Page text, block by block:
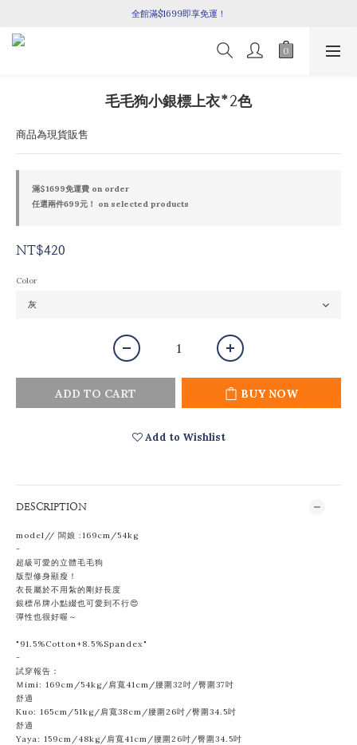
七月新品上架囉！
全館滿$1699即享免運！
快加入line官方好友,領取限定購物金100元喔🎉
毛毛狗小銀標上衣*2色
商品為現貨販售
滿$1699免運費 on order
任選兩件699元！ on selected products
NT$420
Color
ADD TO CART BUY NOW
Add to Wishlist
DESCRIPTION
model// 闆娘 :169cm/54kg
-
超級可愛的立體毛毛狗
版型修身顯瘦！
衣長屬於不用紮的剛好長度
銀標吊牌小點綴也可愛到不行😍
彈性也很好喔～
" 91.5%Cotton+8.5%Spandex"
-
試穿報告：
Ｍimi: 169cm/54kg/肩寬41cm/腰圍32吋/臀圍37吋
舒適
Kuo: 165cm/51kg/肩寬38cm/腰圍26吋/臀圍34.5吋
舒適
Yaya: 159cm/48kg/肩寬41cm/腰圍26吋/臀圍34.5吋